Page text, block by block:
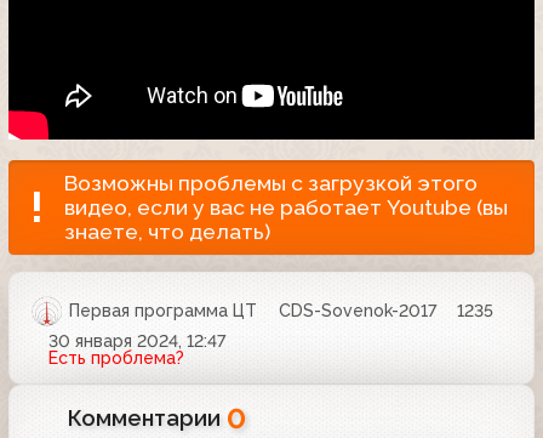
Возможны проблемы с загрузкой этого
видео, если у вас не работает Youtube (вы
знаете, что делать)
Первая программа ЦТ CDS-Sovenok-2017
1235
30 января 2024, 12:47
Есть проблема?
Комментарии 0